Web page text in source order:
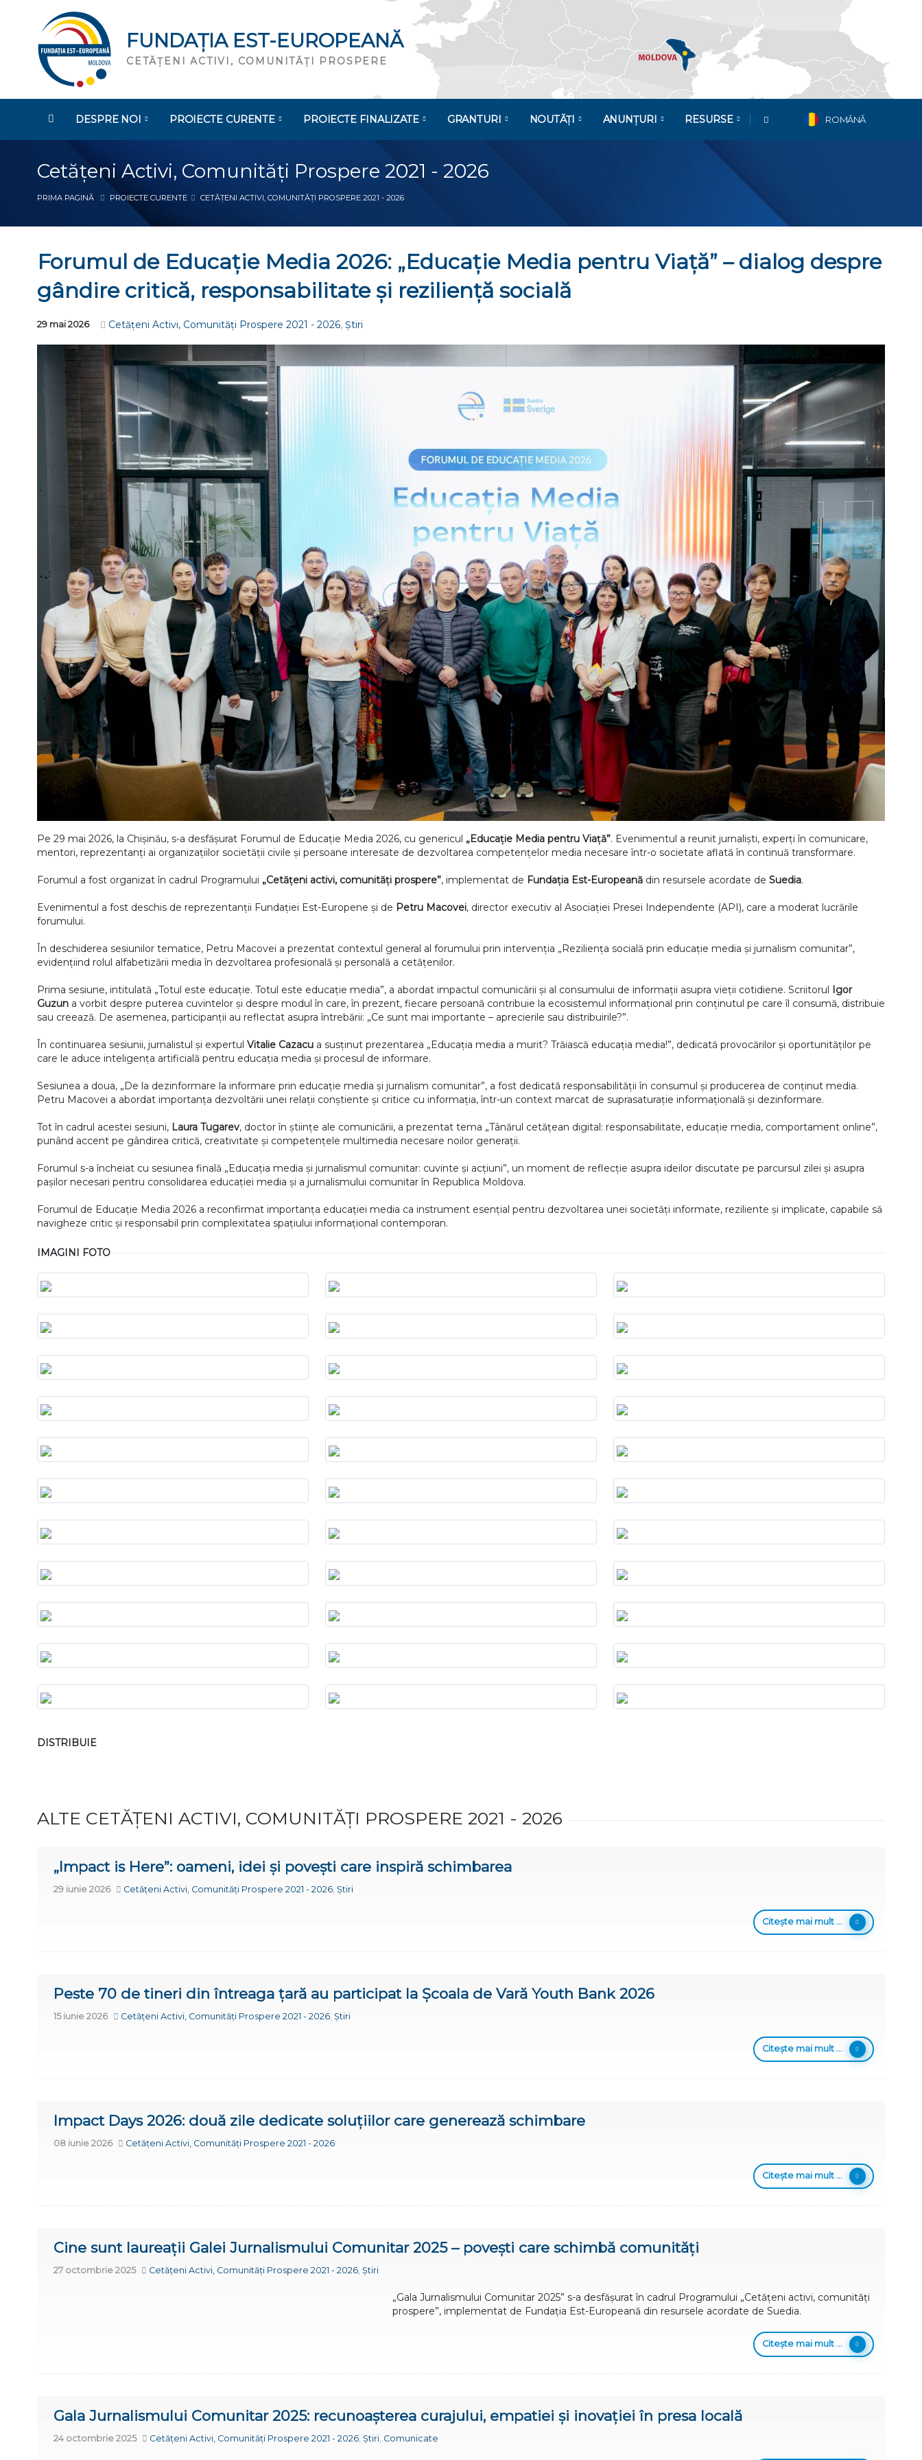
FUNDAȚIA EST-EUROPEANĂ
CETĂȚENI ACTIVI, COMUNITĂȚI PROSPERE
DESPRE NOI PROIECTE CURENTE PROIECTE FINALIZATE GRANTURI NOUTĂȚI ANUNȚURI RESURSE ROMÂNĂ
Cetățeni Activi, Comunități Prospere 2021 - 2026
PRIMA PAGINĂ PROIECTE CURENTE CETĂȚENI ACTIVI, COMUNITĂȚI PROSPERE 2021 - 2026
Forumul de Educație Media 2026: „Educație Media pentru Viață” – dialog despre
gândire critică, responsabilitate și reziliență socială
29 mai 2026 Cetățeni Activi, Comunități Prospere 2021 - 2026, Știri
Pe 29 mai 2026, la Chișinău, s-a desfășurat Forumul de Educație Media 2026, cu genericul „Educație Media pentru Viață”. Evenimentul a reunit jurnaliști, experți în comunicare,
mentori, reprezentanți ai organizațiilor societății civile și persoane interesate de dezvoltarea competențelor media necesare într-o societate aflată în continuă transformare.
Forumul a fost organizat în cadrul Programului „Cetățeni activi, comunități prospere”, implementat de Fundația Est-Europeană din resursele acordate de Suedia.
Evenimentul a fost deschis de reprezentanții Fundației Est-Europene și de Petru Macovei, director executiv al Asociației Presei Independente (API), care a moderat lucrările
forumului.
În deschiderea sesiunilor tematice, Petru Macovei a prezentat contextul general al forumului prin intervenția „Reziliența socială prin educație media și jurnalism comunitar”,
evidențiind rolul alfabetizării media în dezvoltarea profesională și personală a cetățenilor.
Prima sesiune, intitulată „Totul este educație. Totul este educație media”, a abordat impactul comunicării și al consumului de informații asupra vieții cotidiene. Scriitorul
Igor
Guzun a vorbit despre puterea cuvintelor și despre modul în care, în prezent, fiecare persoană contribuie la ecosistemul informațional prin conținutul pe care îl consumă, distribuie
sau creează. De asemenea, participanții au reflectat asupra întrebării: „Ce sunt mai importante – aprecierile sau distribuirile?”.
În continuarea sesiunii, jurnalistul și expertul Vitalie Cazacu a susținut prezentarea „Educația media a murit? Trăiască educația media!”, dedicată provocărilor și oportunităților pe
care le aduce inteligența artificială pentru educația media și procesul de informare.
Sesiunea a doua, „De la dezinformare la informare prin educație media și jurnalism comunitar”, a fost dedicată responsabilității în consumul și producerea de conținut media.
Petru Macovei a abordat importanța dezvoltării unei relații conștiente și critice cu informația, într-un context marcat de suprasaturație informațională și dezinformare.
Tot în cadrul acestei sesiuni, Laura Tugarev, doctor în științe ale comunicării, a prezentat tema „Tânărul cetățean digital: responsabilitate, educație media, comportament online”,
punând accent pe gândirea critică, creativitate și competențele multimedia necesare noilor generații.
Forumul s-a încheiat cu sesiunea finală „Educația media și jurnalismul comunitar: cuvinte și acțiuni”, un moment de reflecție asupra ideilor discutate pe parcursul zilei și asupra
pașilor necesari pentru consolidarea educației media și a jurnalismului comunitar în Republica Moldova.
Forumul de Educație Media 2026 a reconfirmat importanța educației media ca instrument esențial pentru dezvoltarea unei societăți informate, reziliente și implicate, capabile să
navigheze critic și responsabil prin complexitatea spațiului informațional contemporan.
IMAGINI FOTO
DISTRIBUIE
ALTE CETĂȚENI ACTIVI, COMUNITĂȚI PROSPERE 2021 - 2026
„Impact is Here”: oameni, idei și povești care inspiră schimbarea
29 iunie 2026 Cetățeni Activi, Comunități Prospere 2021 - 2026, Știri
Citește mai mult ...
Peste 70 de tineri din întreaga țară au participat la Școala de Vară Youth Bank 2026
15 iunie 2026 Cetățeni Activi, Comunități Prospere 2021 - 2026, Știri
Citește mai mult ...
Impact Days 2026: două zile dedicate soluțiilor care generează schimbare
08 iunie 2026 Cetățeni Activi, Comunități Prospere 2021 - 2026
Citește mai mult ...
Cine sunt laureații Galei Jurnalismului Comunitar 2025 – povești care schimbă comunități
27 octombrie 2025 Cetățeni Activi, Comunități Prospere 2021 - 2026, Știri
„Gala Jurnalismului Comunitar 2025” s-a desfășurat în cadrul Programului „Cetățeni activi, comunități
prospere”, implementat de Fundația Est-Europeană din resursele acordate de Suedia.
Citește mai mult ...
Gala Jurnalismului Comunitar 2025: recunoașterea curajului, empatiei și inovației în presa locală
24 octombrie 2025 Cetățeni Activi, Comunități Prospere 2021 - 2026, Știri, Comunicate